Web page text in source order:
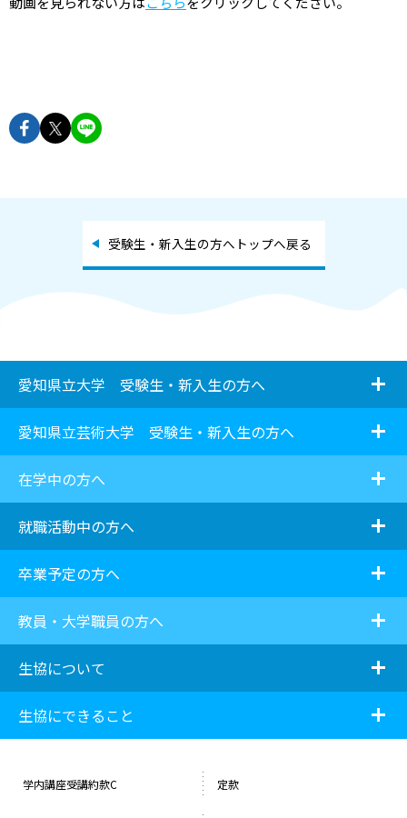
facebookでshareできます
twitterでshareできます
受験生・新入生の方へトップへ戻る
愛知県立大学 受験生・新入生の方へ
愛知県立芸術大学 受験生・新入生の方へ
在学中の方へ
就職活動中の方へ
卒業予定の方へ
教員・大学職員の方へ
生協について
生協にできること
学内講座受講約款C 定款